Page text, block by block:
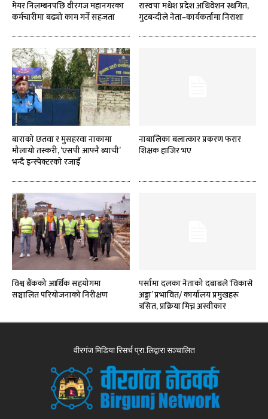
मेयर निलम्बनपछि वीरगज महानगरका
कर्मचारीमा बढ्यो काम गर्ने सहजता
रास्वपा मधेश प्रदेश अधिवेशन स्थगित,
गुटबन्दीले नेता–कार्यकर्तामा निराशा
बाराको छतवा र मुसहरवा नाकामा
मौलायो तस्करी, ‘एसपी आफ्नै ब्याची’
भन्दै इन्स्पेक्टरको रजाइँ
नाबालिका बलात्कार प्रकरण फरार
शिक्षक हाजिर भए
विश्व बैंकको आर्थिक सहयोगमा
सञ्चालित परियोजनाको निरीक्षण
पर्सामा दलका नेताको दबाबले ‘विकासे
अड्डा’ प्रभावित/ कार्यालय प्रमुखहरू
त्रसित, प्रक्रिया मिच्न अस्वीकार
वीरगंज मिडिया रिसर्च प्रा.लिद्वारा सञ्चालित